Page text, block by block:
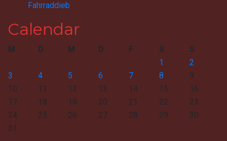
Fahrraddieb
Calendar
M D M D F S
S
1
2
3
4 5 6 7 8
9
10
11 12 13 14 15
16
17
18 19 20 21 22
23
24
25 26 27 28 29
30
31